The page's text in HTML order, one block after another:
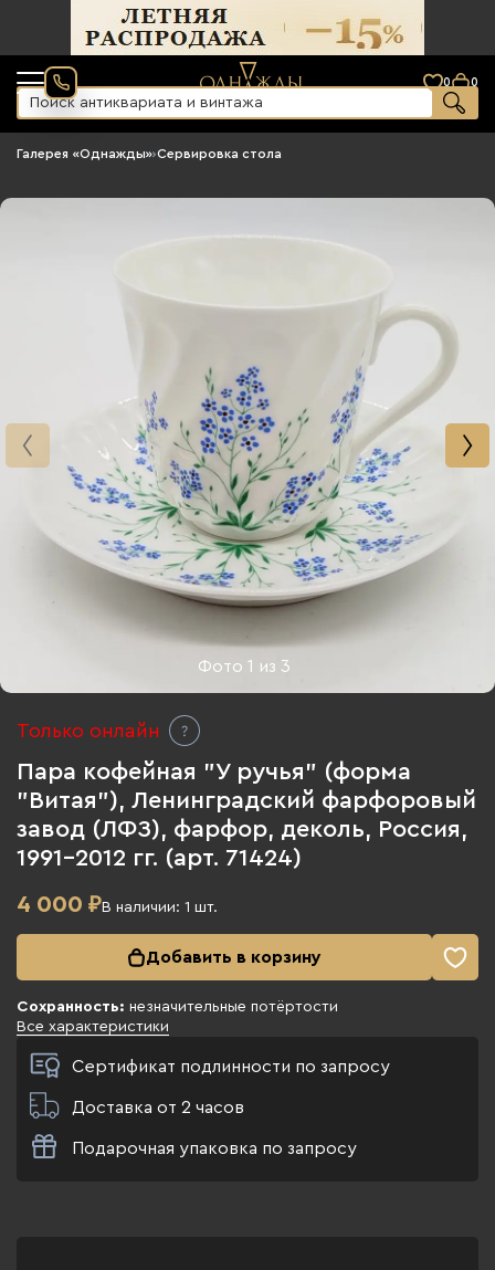
0 0
Галерея «Однажды»›Сервировка стола
Фото1 из 3
Только онлайн
Пара кофейная "У ручья" (форма
"Витая"), Ленинградский фарфоровый
завод (ЛФЗ), фарфор, деколь, Россия,
1991-2012 гг. (арт. 71424)
4 000 ₽В наличии: 1 шт.
Добавить в корзину
Сохранность: незначительные потёртости
Все характеристики
Сертификат подлинности по запросу
Доставка от 2 часов
Подарочная упаковка по запросу